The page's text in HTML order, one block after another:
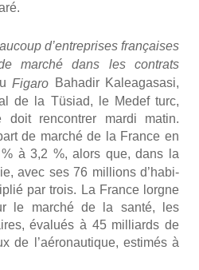
.
d’en­tre­prises fran­çaises
mar­ché dans les contrats
Figa­ro Baha­dir Kalea­ga­sa­si,
de la Tüsiad, le Medef turc,
doit ren­con­trer mar­di matin.
de mar­ché de la France en
% à 3,2 %, alors que, dans la
avec ses 76 mil­lions d’ha­bi­
par trois. La France lorgne
le mar­ché de la san­té, les
éva­lués à 45 mil­liards de
de l’aéronautique, esti­més à